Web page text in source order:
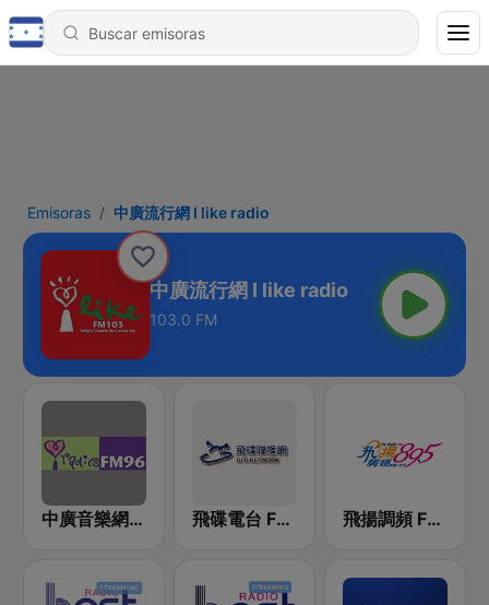
Emisoras 中廣流行網 I like radio
中廣流行網 I like radio
103.0 FM
中廣音樂網 i Radio FM96.3 飛碟電台 FM92.1 飛揚調頻 FM 89.5